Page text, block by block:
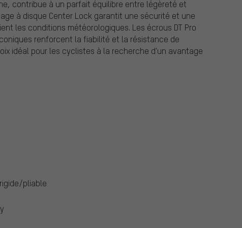
contribue à un parfait équilibre entre légèreté et
à disque Center Lock garantit une sécurité et une
les conditions météorologiques. Les écrous DT Pro
renforcent la fiabilité et la résistance de
idéal pour les cyclistes à la recherche d'un avantage
pliable